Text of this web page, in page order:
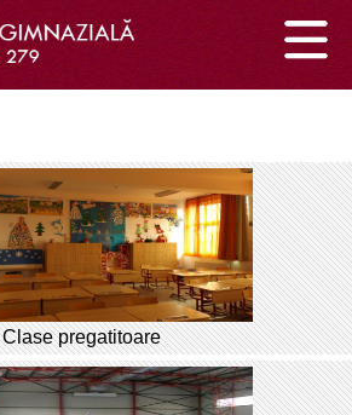
Clase pregatitoare